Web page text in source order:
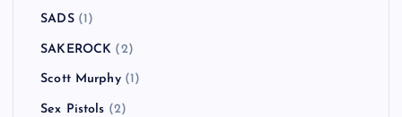
SADS(1)
SAKEROCK (2)
Scott Murphy(1)
Sex Pistols (2)